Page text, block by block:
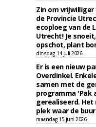
Zin om
de Provincie
ecoploeg van de
Utrecht! Je
opschot, plant
dinsdag 14 juli 2026
Er is een nieuw
Overdinkel.
samen met de
programma 'Pak
gerealiseerd.
plek waar de
maandag 15 juni 2026